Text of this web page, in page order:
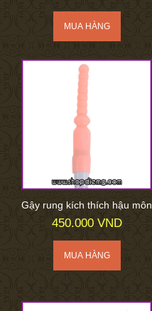
Gậy rung kích thích hậu môn
450.000 VND